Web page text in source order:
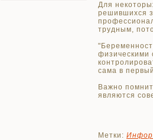
Для
решившихся
трудным,
сама в
Важно
являются
Метки: